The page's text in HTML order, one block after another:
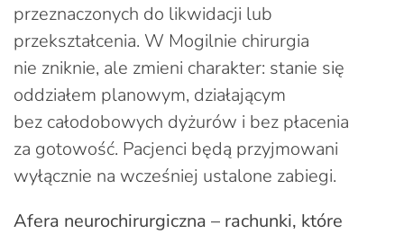
przeznaczonych do likwidacji lub
przekształcenia. W Mogilnie chirurgia
nie zniknie, ale zmieni charakter: stanie się
oddziałem planowym, działającym
bez całodobowych dyżurów i bez płacenia
za gotowość. Pacjenci będą przyjmowani
wyłącznie na wcześniej ustalone zabiegi.
Afera neurochirurgiczna – rachunki, które